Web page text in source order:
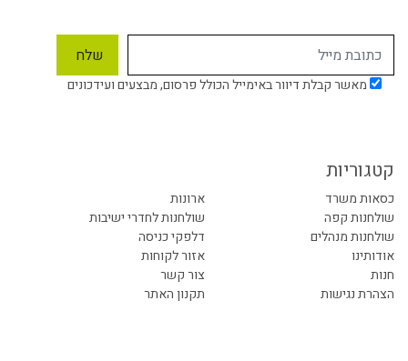
מאשר קבלת דיוור באימייל הכולל פרסום, מבצעים ועידכונים
קטגוריות
כסאות משרד
ארונות
שולחנות קפה
שולחנות לחדרי ישיבות
שולחנות מנהלים
דלפקי כניסה
אודותינו
אזור לקוחות
חנות
צור קשר
הצהרת נגישות
תקנון האתר